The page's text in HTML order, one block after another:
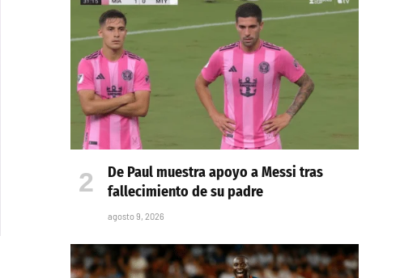
De Paul muestra apoyo a Messi tras
fallecimiento de su padre
agosto 9, 2026